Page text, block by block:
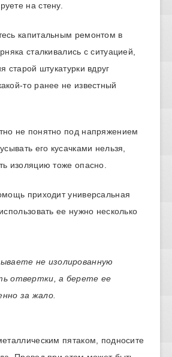
на стену.
капитальным ремонтом в
сталкивались с ситуацией,
старой штукатурки вдруг
то ранее не известный
не понятно под напряжением
его кусачками нельзя,
изоляцию тоже опасно.
приходит универсальная
ее нужно несколько
не изолированную
отвертки, а берете ее
за жало.
пятаком, подносите